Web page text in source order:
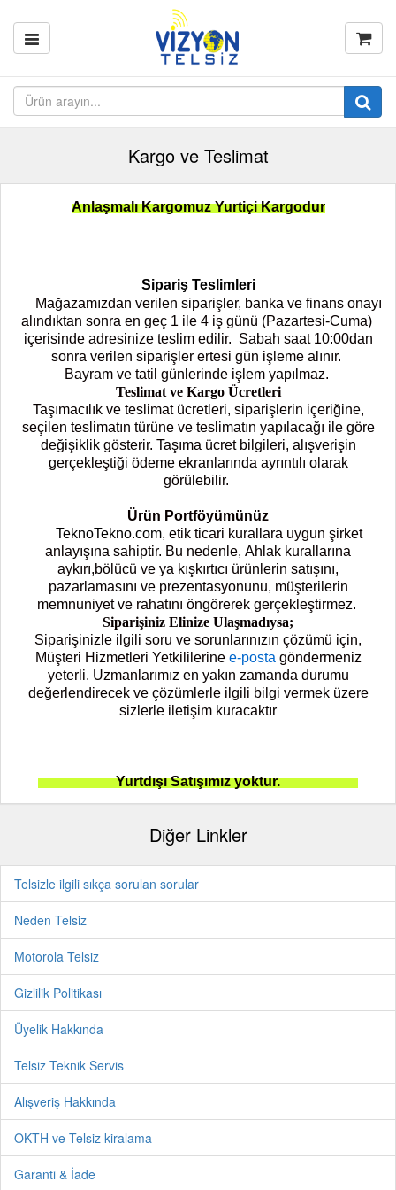
Kargo ve Teslimat
Anlaşmalı Kargomuz Yurtiçi Kargodur
Sipariş Teslimleri
Mağazamızdan verilen siparişler, banka ve finans onayı
alındıktan sonra en geç 1 ile 4 iş günü (Pazartesi-Cuma)
içerisinde adresinize teslim edilir. Sabah saat 10:00dan
sonra verilen siparişler ertesi gün işleme alınır.
Bayram ve tatil günlerinde işlem yapılmaz.
Teslimat ve Kargo Ücretleri
Taşımacılık ve teslimat ücretleri, siparişlerin içeriğine,
seçilen teslimatın türüne ve teslimatın yapılacağı ile göre
değişiklik gösterir. Taşıma ücret bilgileri, alışverişin
gerçekleştiği ödeme ekranlarında ayrıntılı olarak
görülebilir.
Ürün Portföyümünüz
TeknoTekno.com, etik ticari kurallara uygun şirket
anlayışına sahiptir. Bu nedenle, Ahlak kurallarına
aykırı,bölücü ve ya kışkırtıcı ürünlerin satışını,
pazarlamasını ve prezentasyonunu, müşterilerin
memnuniyet ve rahatını öngörerek gerçekleştirmez.
Siparişiniz Elinize Ulaşmadıysa;
Siparişinizle ilgili soru ve sorunlarınızın çözümü için,
Müşteri Hizmetleri Yetkililerine e-posta göndermeniz
yeterli. Uzmanlarımız en yakın zamanda durumu
değerlendirecek ve çözümlerle ilgili bilgi vermek üzere
sizlerle iletişim kuracaktır
Yurtdışı Satışımız yoktur.
Diğer Linkler
Telsizle ilgili sıkça sorulan sorular
Neden Telsiz
Motorola Telsiz
Gizlilik Politikası
Üyelik Hakkında
Telsiz Teknik Servis
Alışveriş Hakkında
OKTH ve Telsiz kiralama
Garanti & İade